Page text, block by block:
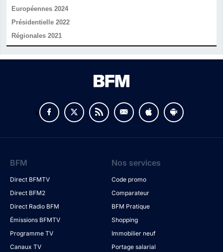
Européennes 2024
Présidentielle 2022
Régionales 2021
v
BFM
Direct BFMTV
Direct BFM2
Direct Radio BFM
Émissions BFMTV
Programme TV
Canaux TV
Nos services
Code promo
Comparateur
BFM Pratique
Shopping
Immobilier neuf
Portage salarial